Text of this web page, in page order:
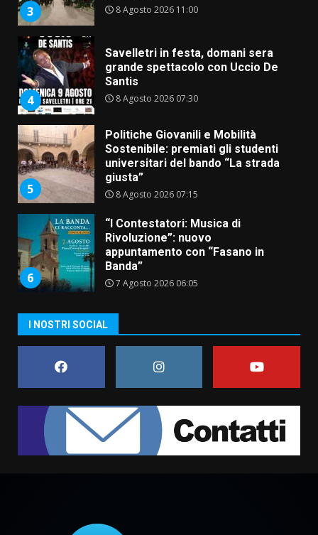
3 8 Agosto 2026 11:00
4
Savelletri in festa, domani sera
grande spettacolo con Uccio De
Santis
8 Agosto 2026 07:30
5
Politiche Giovanili e Mobilità
Sostenibile: premiati gli studenti
universitari del bando “La strada
giusta”
8 Agosto 2026 07:15
6
“I Contestatori: Musica di
Rivoluzione”: nuovo
appuntamento con “Fasano in
Banda”
7 Agosto 2026 06:05
amarezza per esclusione dal
campionato di calcio”
7 Agosto 2026 06:00
1
Grande successo per la “Sagra
del Pesce Spada” a Savelletri
9 Agosto 2026 07:32
ottenere l’iscrizione
I NOSTRI SOCIAL